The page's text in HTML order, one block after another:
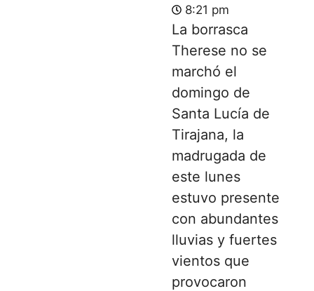
8:21 pm
La borrasca
Therese no se
marchó el
domingo de
Santa Lucía de
Tirajana, la
madrugada de
este lunes
estuvo presente
con abundantes
lluvias y fuertes
vientos que
provocaron